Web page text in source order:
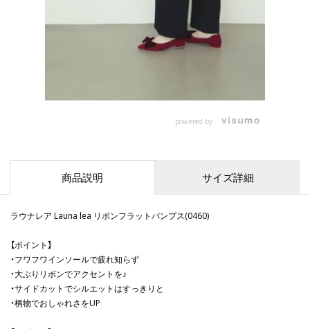
powered by
商品説明 サイズ詳細
ラウナレア Launa lea リボンフラットパンプス(0460)
【ポイント】
・フワフワインソールで疲れ知らず
・大ぶりリボンでアクセントを♪
・サイドカットでシルエットはすっきりと
・柄物でおしゃれさをUP